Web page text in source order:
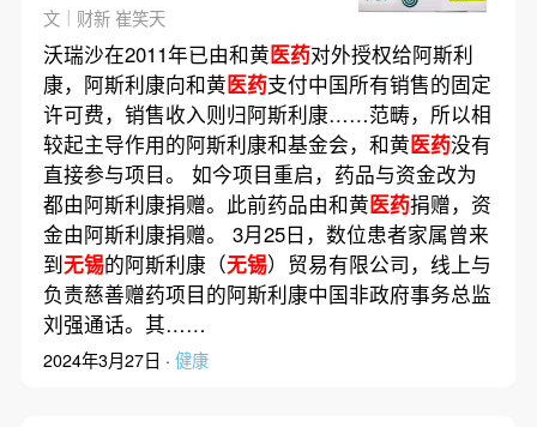
文｜财新 崔笑天
沃瑞沙在2011年已由和黄医药对外授权给阿斯利
康，阿斯利康向和黄医药支付中国所有销售的固定
许可费，销售收入则归阿斯利康……范畴，所以相
较起主导作用的阿斯利康和基金会，和黄医药没有
直接参与项目。 如今项目重启，药品与资金改为
都由阿斯利康捐赠。此前药品由和黄医药捐赠，资
金由阿斯利康捐赠。 3月25日，数位患者家属曾来
到无锡的阿斯利康（无锡）贸易有限公司，线上与
负责慈善赠药项目的阿斯利康中国非政府事务总监
刘强通话。其……
2024年3月27日 · 健康